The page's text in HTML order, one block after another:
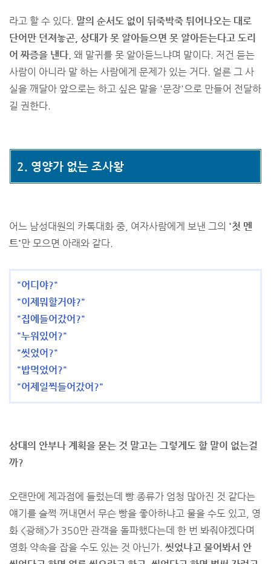
라고 할 수 있다. 말의 순서도 없이 뒤죽박죽 튀어나오는 대로
단어만 던져놓곤, 상대가 못 알아들으면 못 알아듣는다고 도리
어 짜증을 낸다. 왜 말귀를 못 알아듣느냐며 말이다. 저건 듣는
사람이 아니라 말 하는 사람에게 문제가 있는 거다. 얼른 그 사
실을 깨달아 앞으로는 하고 싶은 말을 '문장'으로 만들어 전달하
길 권한다.
2. 영양가 없는 조사왕
어느 남성대원의 카톡대화 중, 여자사람에게 보낸 그의 '첫 멘
트'만 모으면 아래와 같다.
"어디야?"
"이제뭐할거야?"
"집에들어갔어?"
"누워있어?"
"씻었어?"
"밥먹었어?"
"어제일찍들어갔어?"
상대의 안부나 계획을 묻는 것 말고는 그렇게도 할 말이 없는걸
까?
오랜만에 제과점에 들렀는데 빵 종류가 엄청 많아진 것 같다는
얘기를 슬쩍 꺼내면서 무슨 빵을 좋아하냐고 물을 수도 있고, 영
화 <광해>가 350만 관객을 돌파했다는데 한 번 봐줘야겠다며
영화 약속을 잡을 수도 있는 것 아닌가. 씻었냐고 물어봐서 안